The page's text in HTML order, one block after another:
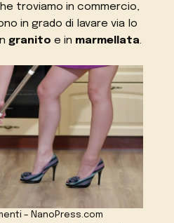
troviamo in commercio,
in grado di lavare via lo
granito e in marmellata.
– NanoPress.com